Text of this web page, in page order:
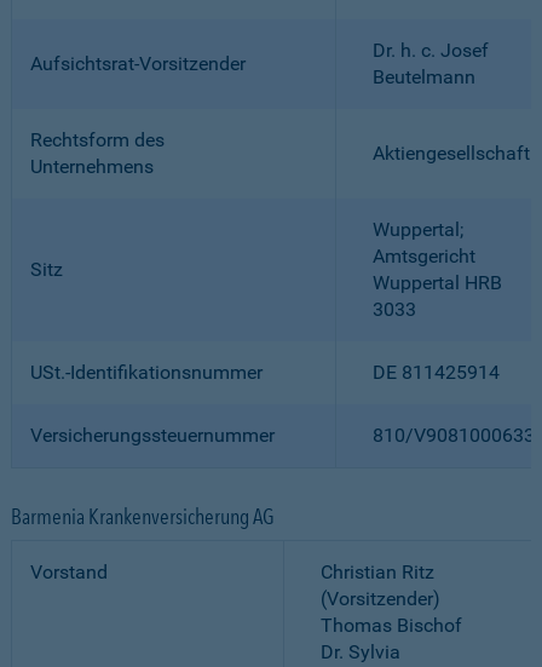
Aufsichtsrat-Vorsitzender
Dr. h. c. Josef
Beutelmann
Rechtsform des
Unternehmens
Aktiengesellschaft
Sitz
Wuppertal;
Amtsgericht
Wuppertal HRB
3033
USt.-Identifikationsnummer DE 811425914
Versicherungssteuernummer 810/
Barmenia Krankenversicherung AG
Vorstand
Christian Ritz
(Vorsitzender)
Thomas Bischof
Dr. Sylvia